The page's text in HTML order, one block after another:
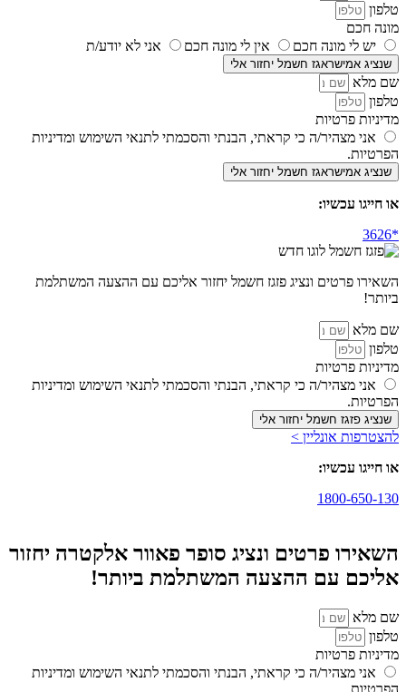
טלפון
מונה חכם
יש לי מונה חכם
אין לי מונה חכם אני לא יודע/ת
שנציג אמישראגז חשמל יחזור אלי
שם מלא
טלפון
מדיניות פרטיות
אני מצהיר/ה כי קראתי, הבנתי והסכמתי לתנאי השימוש ומדיניות
הפרטיות.
שנציג אמישראגז חשמל יחזור אלי
או חייגו עכשיו:
השאירו פרטים ונציג פזגז חשמל יחזור אליכם עם ההצעה המשתלמת
ביותר!
שם מלא
טלפון
מדיניות פרטיות
אני מצהיר/ה כי קראתי, הבנתי והסכמתי לתנאי השימוש ומדיניות
הפרטיות.
שנציג פזגז חשמל יחזור אלי
להצטרפות אונליין >
או חייגו עכשיו:
1800-650-130
השאירו פרטים ונציג סופר פאוור אלקטרה יחזור
אליכם עם ההצעה המשתלמת ביותר!
שם מלא
טלפון
מדיניות פרטיות
אני מצהיר/ה כי קראתי, הבנתי והסכמתי לתנאי השימוש ומדיניות